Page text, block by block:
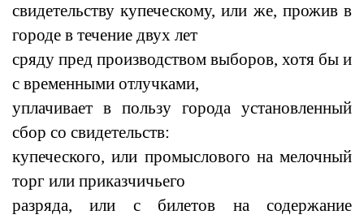
свидетельству купеческому, или же, прожив в
городе в течение двух лет
сряду пред производством выборов, хотя бы и
с временными отлучками,
уплачивает в пользу города установленный
сбор со свидетельств:
купеческого, или промыслового на мелочный
торг или приказчичьего
разряда, или с билетов на содержание